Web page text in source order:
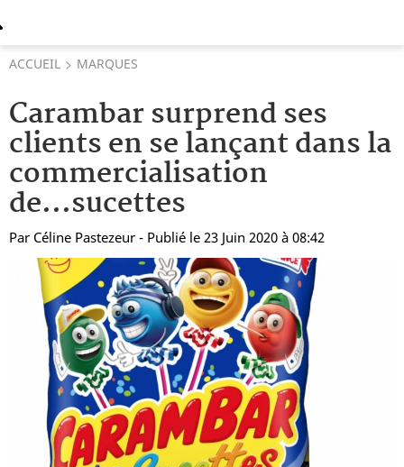
ACCUEIL MARQUES
Carambar surprend ses
clients en se lançant dans la
commercialisation
de...sucettes
Par Céline Pastezeur - Publié le 23 Juin 2020 à 08:42